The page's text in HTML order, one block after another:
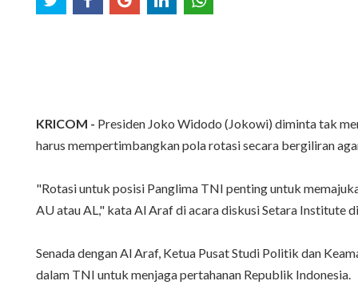
KRICOM - Presiden Joko Widodo (Jokowi) diminta tak
harus mempertimbangkan pola rotasi secara bergiliran
"Rotasi untuk posisi Panglima TNI penting untuk
AU atau AL," kata Al Araf di acara diskusi Setara Institute
Senada dengan Al Araf, Ketua Pusat Studi Politik dan
dalam TNI untuk menjaga pertahanan Republik Indonesia.